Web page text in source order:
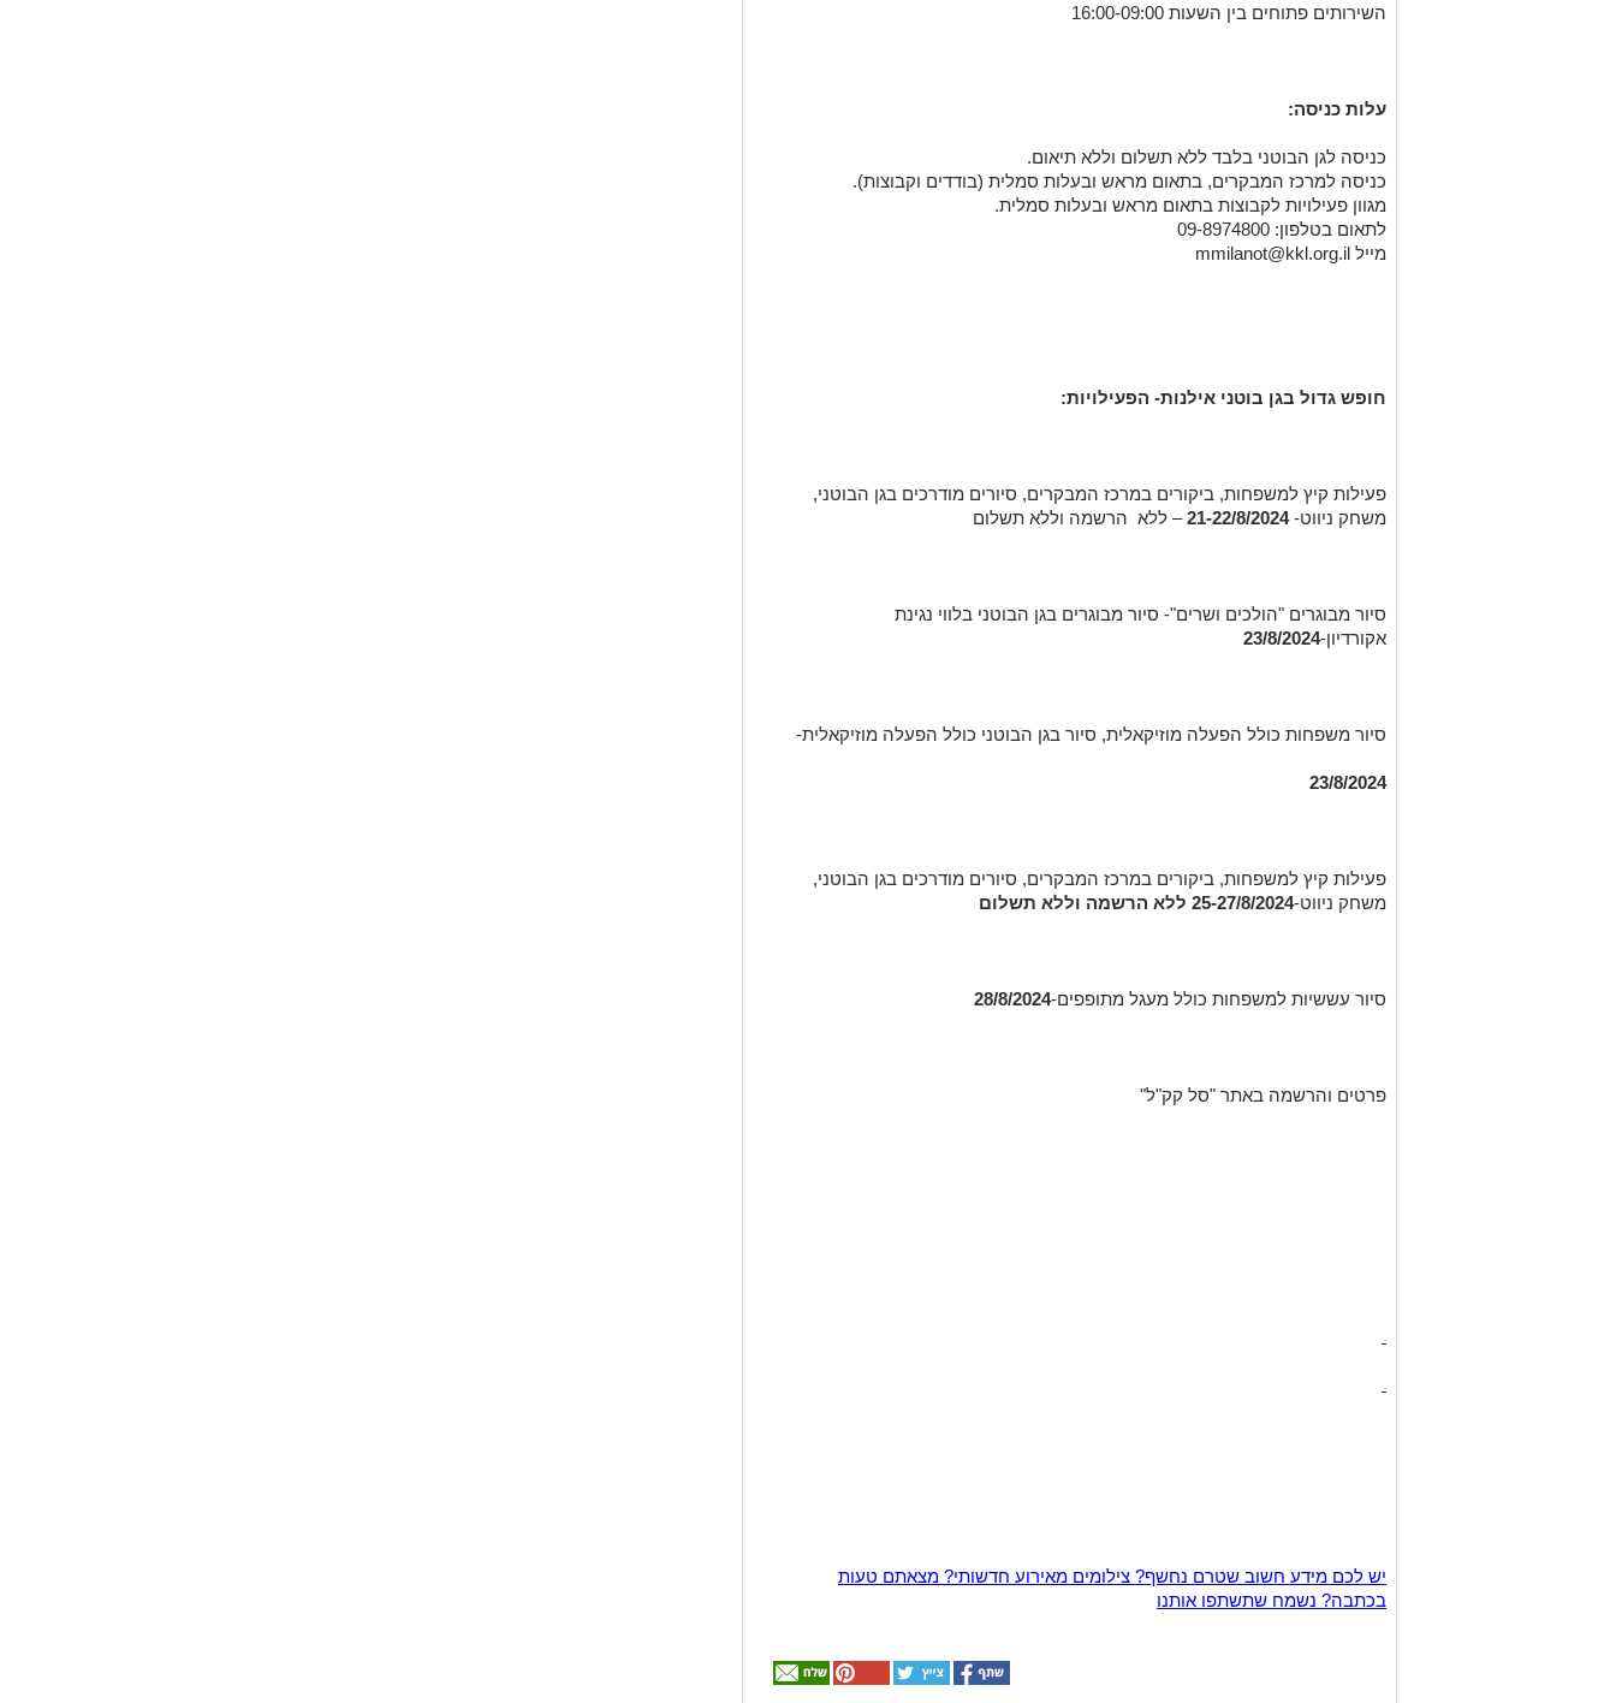
השירותים פתוחים בין השעות 16:00-09:00
עלות כניסה:
כניסה לגן הבוטני בלבד ללא תשלום וללא תיאום.
כניסה למרכז המבקרים, בתאום מראש ובעלות סמלית (בודדים וקבוצות).
מגוון פעילויות לקבוצות בתאום מראש ובעלות סמלית.
לתאום בטלפון: 09-8974800
מייל mmilanot@kkl.org.il
חופש גדול בגן בוטני אילנות- הפעילויות:
פעילות קיץ למשפחות, ביקורים במרכז המבקרים, סיורים מודרכים בגן הבוטני,
משחק ניווט-21-22/8/2024– ללא הרשמה וללא תשלום
סיור מבוגרים "הולכים ושרים"- סיור מבוגרים בגן הבוטני בלווי נגינת
אקורדיון-23/8/2024
סיור משפחות כולל הפעלה מוזיקאלית, סיור בגן הבוטני כולל הפעלה מוזיקאלית-
23/8/2024
פעילות קיץ למשפחות, ביקורים במרכז המבקרים, סיורים מודרכים בגן הבוטני,
משחק ניווט-25-27/8/2024 ללא הרשמה וללא תשלום
סיור עששיות למשפחות כולל מעגל מתופפים-28/8/2024
פרטים והרשמה באתר "סל קק"ל"
יש לכם מידע חשוב שטרם נחשף? צילומים מאירוע חדשותי? מצאתם טעות
בכתבה? נשמח שתשתפו אותנו